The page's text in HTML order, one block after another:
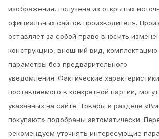
изображения, получена из открытых
официальных сайтов производителя.
оставляет за собой право вносить
конструкцию, внешний вид, комплектацию
параметры без предварительного
уведомления. Фактические
поставляемого в конкретной партии,
указанных на сайте. Товары в разделе
покупают» подобраны автоматически.
рекомендуем уточнять интересующие